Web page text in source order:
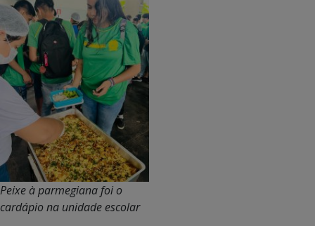
Peixe à parmegiana foi o
cardápio na unidade escolar